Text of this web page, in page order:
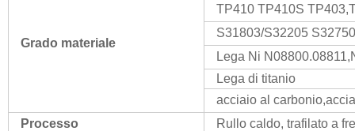
Grado materiale
TP410 TP410S
S31803/S32205
Lega Ni
Lega di titanio
acciaio al
Processo
Rullo caldo, trafilato a